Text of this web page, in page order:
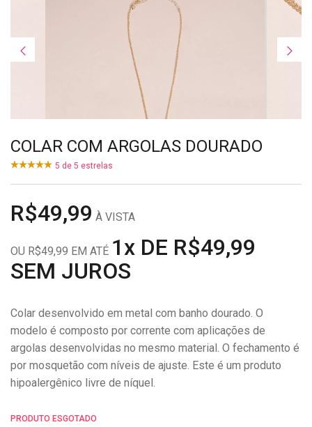
COLAR COM ARGOLAS DOURADO
5 de 5 estrelas
R$49,99 À VISTA
OU R$49,99 EM ATÉ 1x DE R$49,99
SEM JUROS
Colar desenvolvido em metal com banho dourado. O
modelo é composto por corrente com aplicações de
argolas desenvolvidas no mesmo material. O fechamento é
por mosquetão com níveis de ajuste. Este é um produto
hipoalergênico livre de níquel.
PRODUTO ESGOTADO